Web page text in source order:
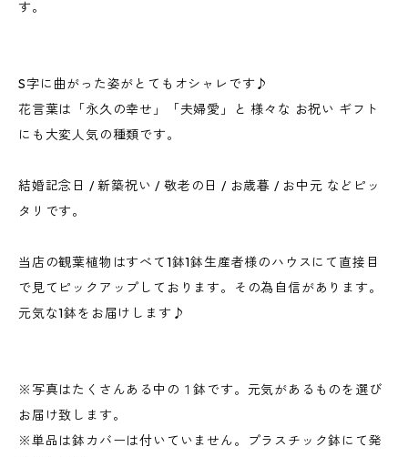
す。
S字に曲がった姿がとてもオシャレです♪
花言葉は「永久の幸せ」「夫婦愛」と 様々な お祝い ギフト
にも大変人気の種類です。
結婚記念日 / 新築祝い / 敬老の日 / お歳暮 / お中元 などピッ
タリです。
当店の観葉植物はすべて1鉢1鉢生産者様のハウスにて直接目
で見てピックアップしております。その為自信があります。
元気な1鉢をお届けします♪
※写真はたくさんある中の１鉢です。元気があるものを選び
お届け致します。
※単品は鉢カバーは付いていません。プラスチック鉢にて発